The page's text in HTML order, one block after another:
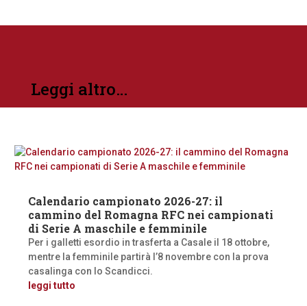
Leggi altro…
Calendario campionato 2026-27: il
cammino del Romagna RFC nei campionati
di Serie A maschile e femminile
Per i galletti esordio in trasferta a Casale il 18 ottobre,
mentre la femminile partirà l’8 novembre con la prova
casalinga con lo Scandicci.
leggi tutto